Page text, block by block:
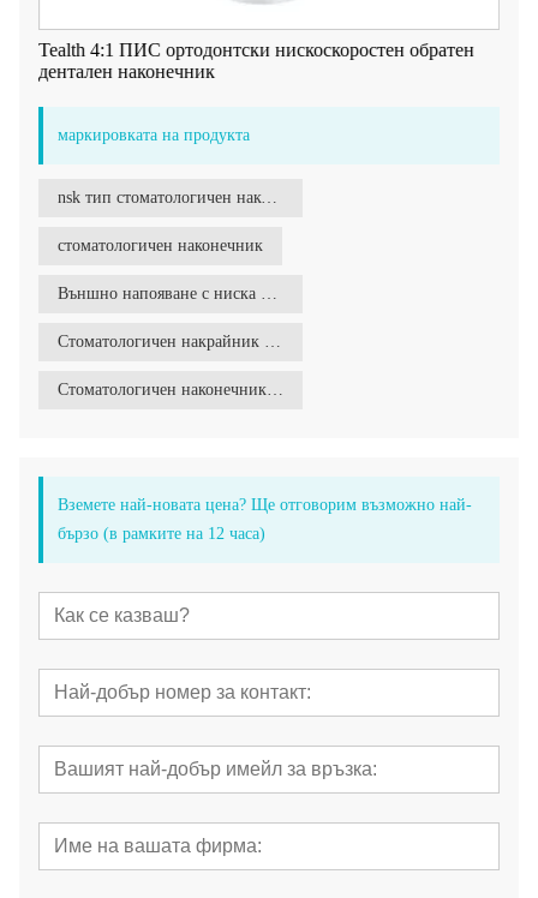
Tealth 4:1 ПИС ортодонтски нискоскоростен обратен
дентален наконечник
маркировката на продукта
nsk тип стоматологичен наконечник
стоматологичен наконечник
Външно напояване с ниска скорост
Стоматологичен накрайник с ниска скорост на външно напояване
Стоматологичен наконечник за външно напояване
Вземете най-новата цена? Ще отговорим възможно най-
бързо (в рамките на 12 часа)